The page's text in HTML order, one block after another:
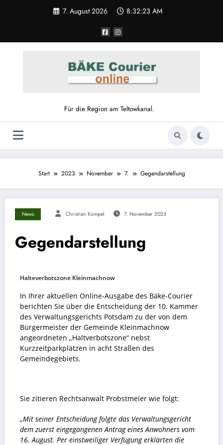
7. August 2026 8:32:24 AM
Für die Region am Teltowkanal.
Start 2023 November 7. Gegendarstellung
News Christian Kümpel 7. November 2023
Gegendarstellung
Halteverbotszone Kleinmachnow
In Ihrer aktuellen Online-Ausgabe des Bäke-Courier
berichten Sie über die Entscheidung der 10. Kammer
des Verwaltungsgerichts Potsdam zu der von dem
Bürgermeister der Gemeinde Kleinmachnow
angeordneten „Haltverbotszone“ nebst
Kurzzeitparkplätzen in acht Straßen des
Gemeindegebiets.
Sie zitieren Rechtsanwalt Probstmeier wie folgt:
„Mit seiner Entscheidung folgte das Verwaltungsgericht
dem zuerst eingegangenen Antrag eines Anwohners vom
16. August. Per einstweiliger Verfügung erklärten die